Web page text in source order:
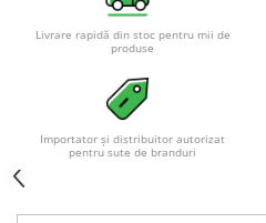
Cabluri de incarcare vehicule
electrice
Turbine eoliene pentru casă
Acumulatori VRLA AGM/GEL /
Tractiune / LiFePo4
Livrare rapidă din stoc pentru mii de
produse
Importator și distribuitor autorizat
pentru sute de branduri